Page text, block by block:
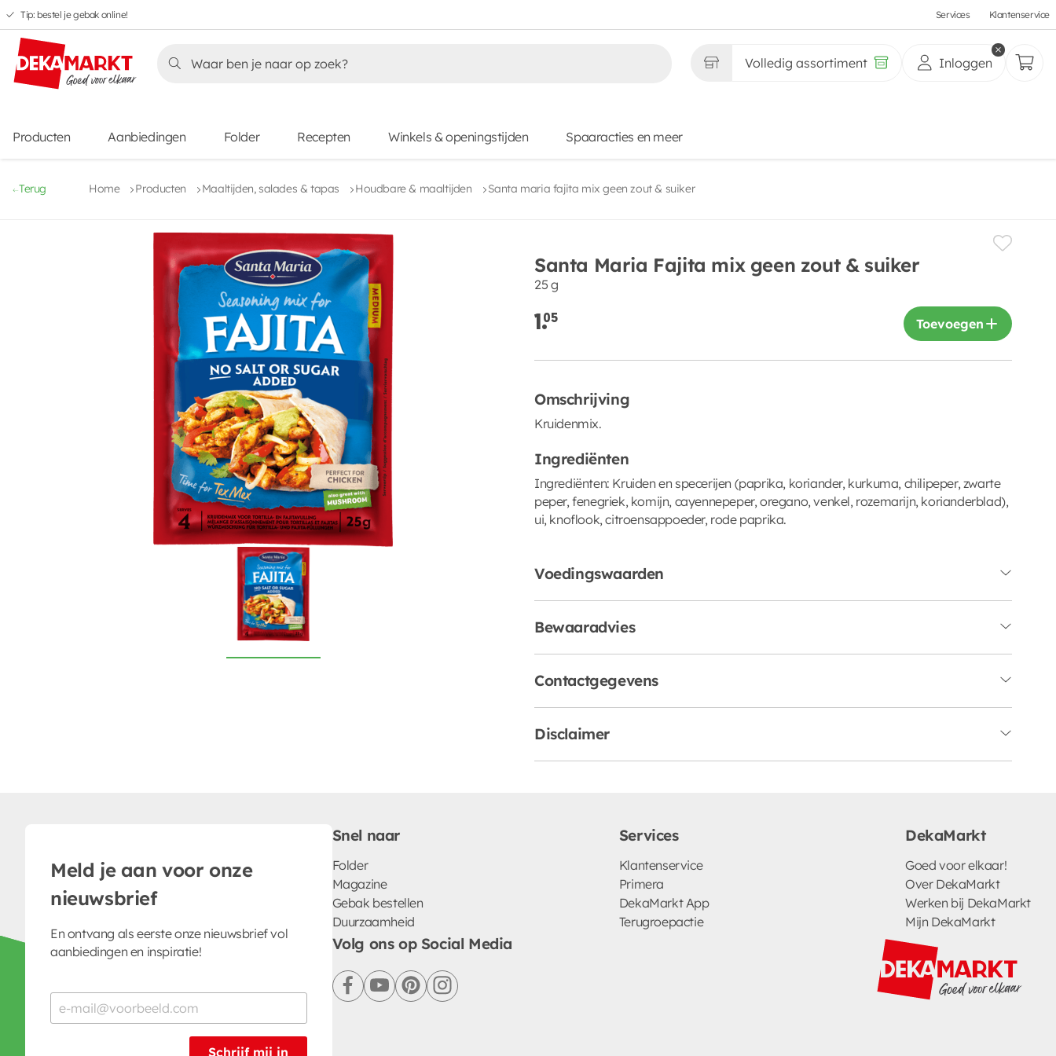
Overslaan
naar
hoofdnavigatie
Overslaan
naar
hoofdinhoud
Overslaan
naar
voettekstinhoud
Overslaan
naar
aanbiedingen
Tip: bestel je gebak online! Services Klantenservice
Volledig assortiment Inloggen
Producten Aanbiedingen Folder Recepten Winkels & openingstijden Spaaracties en meer
Terug Home Producten Maaltijden, salades & tapas Houdbare & maaltijden Santa maria fajita mix geen zout & suiker
Santa Maria Fajita mix geen zout & suiker
25 g
1.05 Toevoegen
Omschrijving
Kruidenmix.
Ingrediënten
Ingrediënten: Kruiden en specerijen (paprika, koriander, kurkuma, chilipeper, zwarte
peper, fenegriek, komijn, cayennepeper, oregano, venkel, rozemarijn, korianderblad),
ui, knoflook, citroensappoeder, rode paprika.
Voedingswaarden
Bewaaradvies
Contactgegevens
Disclaimer
Meld je aan voor onze
nieuwsbrief
En ontvang als eerste onze nieuwsbrief vol
aanbiedingen en inspiratie!
Schrijf mij in
Snel naar
Folder
Magazine
Gebak bestellen
Duurzaamheid
Services
Klantenservice
Primera
DekaMarkt App
Terugroepactie
DekaMarkt
Goed voor elkaar!
Over DekaMarkt
Werken bij DekaMarkt
Mijn DekaMarkt
Volg ons op Social Media
facebookyoutubepinterestinstagram